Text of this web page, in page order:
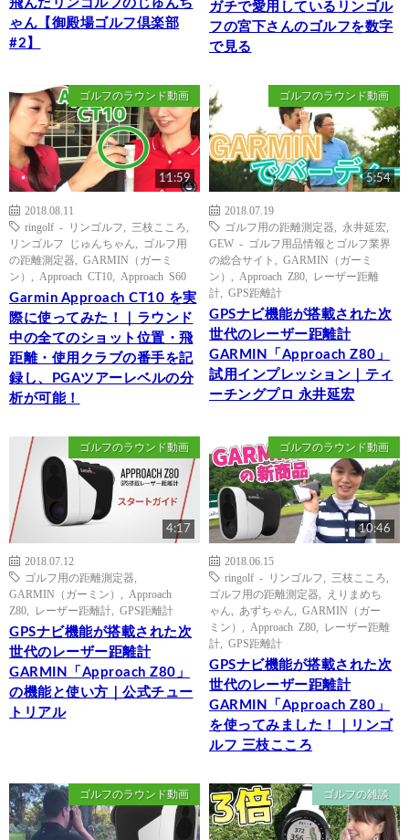
飛んだリンゴルフのじゅんち
ゃん【御殿場ゴルフ倶楽部
#2】
ガチで愛用しているリンゴル
フの宮下さんのゴルフを数字
で見る
ゴルフのラウンド動画
11:59
2018.08.11
ringolf - リンゴルフ
三枝こころ
リンゴルフ じゅんちゃん
ゴルフ用
の距離測定器
GARMIN（ガーミ
ン）
Approach CT10 Approach S60
Garmin Approach CT10 を実
際に使ってみた！｜ラウンド
中の全てのショット位置・飛
距離・使用クラブの番手を記
録し、PGAツアーレベルの分
析が可能！
ゴルフのラウンド動画
5:54
2018.07.19
ゴルフ用の距離測定器
永井延宏
GEW - ゴルフ用品情報とゴルフ業界
の総合サイト
GARMIN（ガーミ
ン）
Approach Z80
レーザー距離
計
GPS距離計
GPSナビ機能が搭載された次
世代のレーザー距離計
GARMIN「Approach Z80」
試用インプレッション｜ティ
ーチングプロ 永井延宏
ゴルフのラウンド動画
4:17
2018.07.12
ゴルフ用の距離測定器
GARMIN（ガーミン）
Approach
Z80
レーザー距離計 GPS距離計
GPSナビ機能が搭載された次
世代のレーザー距離計
GARMIN「Approach Z80」
の機能と使い方｜公式チュー
トリアル
ゴルフのラウンド動画
10:46
2018.06.15
ringolf - リンゴルフ
三枝こころ
ゴルフ用の距離測定器
えりまめち
ゃん
あずちゃん
GARMIN（ガー
ミン）
Approach Z80
レーザー距離
計
GPS距離計
GPSナビ機能が搭載された次
世代のレーザー距離計
GARMIN「Approach Z80」
を使ってみました！｜リンゴ
ルフ 三枝こころ
ゴルフのラウンド動画 ゴルフの雑談